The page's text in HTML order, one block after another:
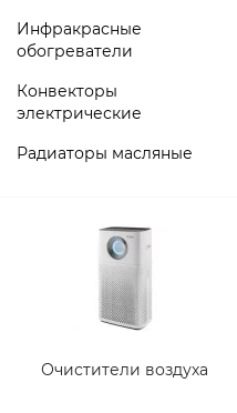
Инфракрасные
обогреватели
Конвекторы
электрические
Радиаторы масляные
Очистители воздуха